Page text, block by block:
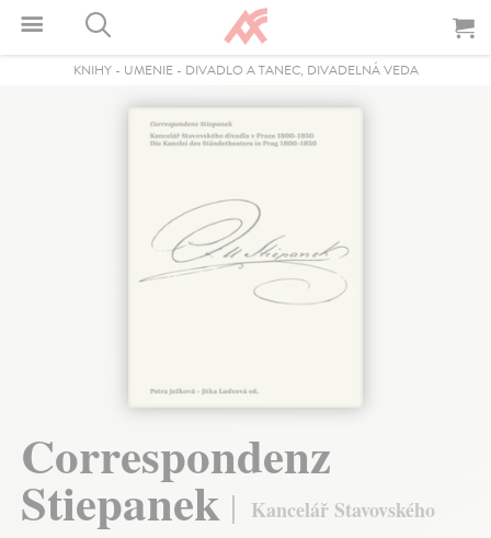
KNIHY- UMENIE- DIVADLO A TANEC, DIVADELNÁ VEDA
Correspondenz
Stiepanek
Kancelář Stavovského